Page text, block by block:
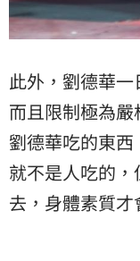
此外，劉德華一
而且限制極為
劉德華吃的東
就不是人吃的
去，身體素質才